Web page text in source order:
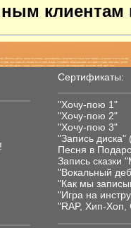
клиентам
обложка диска, мультитрекинг, аранжировка, сведение музыки, мастеринг, создание текста песни,
как записать песню на студии, миди, студийное оборудование, история студии, персоны, уроки
дизайн диска, саунд, аудиокнига, тюнинг вокала, интонирование, позитив, midi, mp3, wav
Сертификаты:
"Хочу-пою 1"
"Хочу-пою 2"
"Хочу-пою 3"
"Запись диска"
Песня в
Запись сказки
"Вокальный
"Как мы
"Игра на
"RAP, Хип-Хоп,